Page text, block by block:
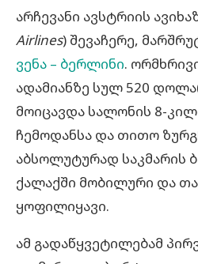
არჩევანი ავსტრიის
Airlines) შევაჩერე,
ვენა – ბერლინი.
ადამიანზე სულ 520
მოიცავდა სალონის 8-
ჩემოდანსა და თითო
აბსოლუტურად საკმარის
ქალაქში მობილური და
ყოფილიყავი.
ამ გადაწყვეტილებამ